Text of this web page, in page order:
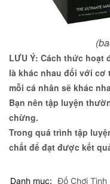
LƯU Ý: Cách thức
là khác nhau đối với cơ
mỗi cá nhân sẽ khác
Bạn nên tập luyện
chừng.
Trong quá trình tập
chất để đạt được kết
Danh mục: Đồ Chơi Tình